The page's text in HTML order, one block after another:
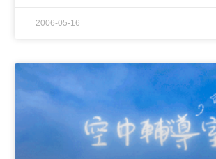
2006-05-16